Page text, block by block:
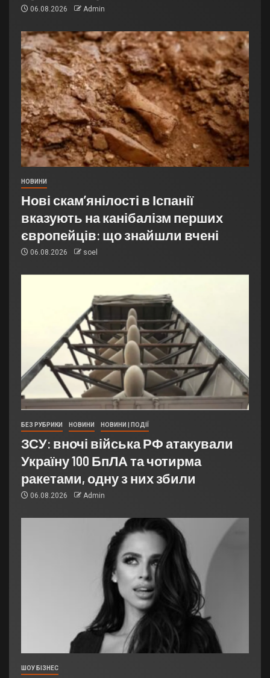
06.08.2026 Admin
НОВИНИ
Нові скам’янілості в Іспанії
вказують на канібалізм перших
європейців: що знайшли вчені
06.08.2026 soel
БЕЗ РУБРИКИ НОВИНИ НОВИНИ | ПОДІЇ
ЗСУ: вночі війська РФ атакували
Україну 100 БпЛА та чотирма
ракетами, одну з них збили
06.08.2026 Admin
ШОУ БІЗНЕС